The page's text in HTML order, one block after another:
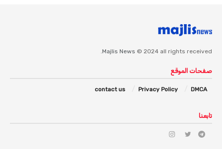
Majlis News © 2024 all rights received.
صفحات الموقع
DMCA
Privacy Policy
contact us
تابعنا